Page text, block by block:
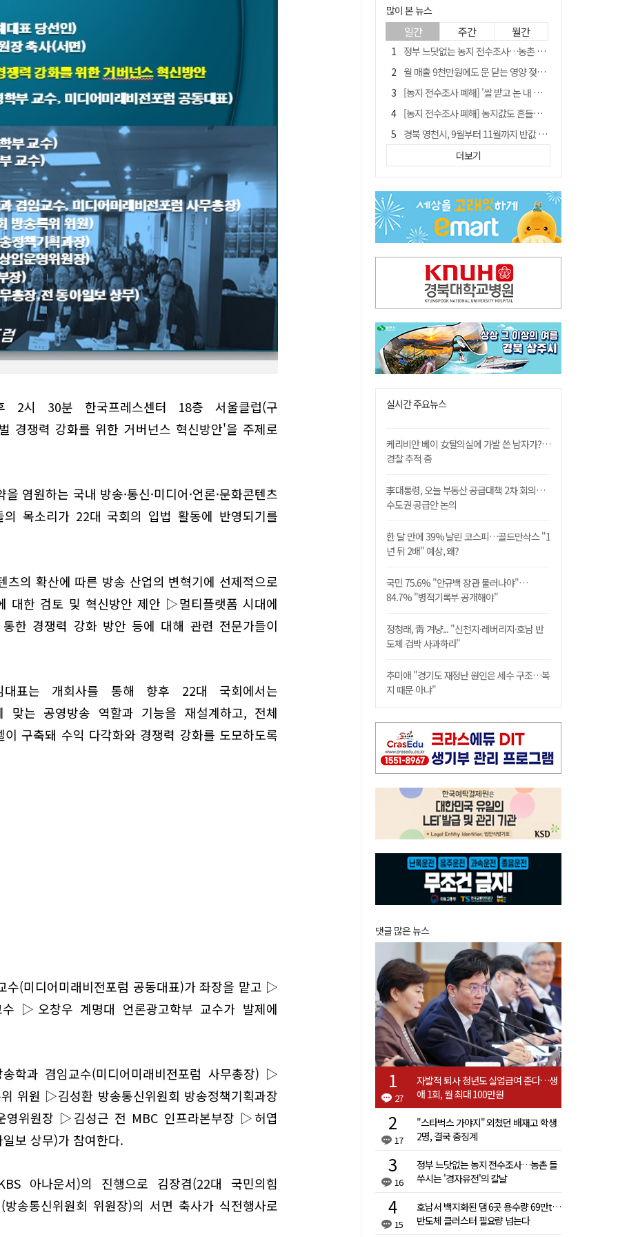
2시 30분 한국프레스센터 18층 서울클럽(구
경쟁력 강화를 위한 거버넌스 혁신방안'을 주제로
염원하는 국내 방송·통신·미디어·언론·문화콘텐츠
의 목소리가 22대 국회의 입법 활동에 반영되기를
의 확산에 따른 방송 산업의 변혁기에 선제적으로
대한 검토 및 혁신방안 제안 ▷멀티플랫폼 시대에
한 경쟁력 강화 방안 등에 대해 관련 전문가들이
대표는 개회사를 통해 향후 22대 국회에서는
맞는 공영방송 역할과 기능을 재설계하고, 전체
구축돼 수익 다각화와 경쟁력 강화를 도모하도록
수(미디어미래비전포럼 공동대표)가 좌장을 맡고 ▷
▷오창우 계명대 언론광고학부 교수가 발제에
학과 겸임교수(미디어미래비전포럼 사무총장) ▷
위원 ▷김성환 방송통신위원회 방송정책기획과장
영위원장 ▷김성근 전 MBC 인프라본부장 ▷허엽
보 상무)가 참여한다.
아나운서)의 진행으로 김장겸(22대 국민의힘
송통신위원회 위원장)의 서면 축사가 식전행사로
많이 본 뉴스
일간 주간 월간
정부 느닷없는 농지 전수조사…농촌 들쑤시는 '경자유전'의 칼날
월 매출 9천만원에도 문 닫는 영양 젖소농장… "일할 사람이 없어"
[농지 전수조사 폐해] '쌀 받고 논 내 준' 도지농 이제 어쩌나?
[농지 전수조사 폐해] 농지값도 흔들리나…"도지 막히면 헐값 매물 나올 수도"
경북 영천시, 9월부터 11월까지 반값 여행 혜택 제공
지역활성화 펀드 9호…포항 AI 데이터센터에 6천억 투입
'솔리다임 IPO 추진설' SK하이닉스, 주가 9% 급락
아쉬운 태클
[농지 전수조사 폐해] 실경작농·청년농 부담도 커진다
더보기
실시간 주요뉴스
케리비안 베이 女탈의실에 가발 쓴 남자가?…
경찰 추적 중
李대통령, 오늘 부동산 공급대책 2차 회의…
수도권 공급안 논의
한 달 만에 39% 날린 코스피…골드만삭스 "1
년 뒤 2배" 예상, 왜?
국민 75.6% "안규백 장관 물러나야"…
84.7% "병적기록부 공개해야"
정청래, 靑 겨냥... "신천지·레버리지·호남 반
도체 겁박 사과하라"
추미애 "경기도 재정난 원인은 세수 구조…복
지 때문 아냐"
댓글 많은 뉴스
27
자발적 퇴사 청년도 실업급여 준다…생
애 1회, 월 최대 100만원
17
"스타벅스 가야지" 외쳤던 배재고 학생
2명, 결국 중징계
16
정부 느닷없는 농지 전수조사…농촌 들
쑤시는 '경자유전'의 칼날
15
호남서 백지화된 댐 6곳 용수량 69만t…
반도체 클러스터 필요량 넘는다